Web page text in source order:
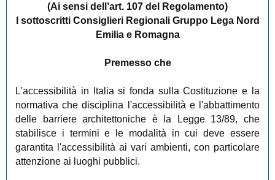
(Ai sensi dell’art. 107 del Regolamento)
I sottoscritti Consiglieri Regionali Gruppo Lega Nord
Emilia e Romagna
Premesso che
L'accessibilità in Italia si fonda sulla Costituzione e la
normativa che disciplina l'accessibilità e l'abbattimento
delle barriere architettoniche è la Legge 13/89, che
stabilisce i termini e le modalità in cui deve essere
garantita l'accessibilità ai vari ambienti, con particolare
attenzione ai luoghi pubblici.